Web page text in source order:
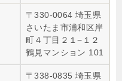
〒330-0064 埼玉県
さいたま市浦和区岸
町４丁目２１−１２
鶴見マンション 101
〒338-0835 埼玉県